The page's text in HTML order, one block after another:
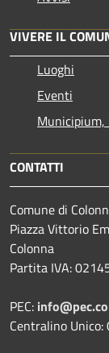
VIVERE IL
Luoghi
Eventi
Municipium,
CONTATTI
Comune di
Piazza Vittorio
Colonna
Partita IVA:
PEC:
Centralino